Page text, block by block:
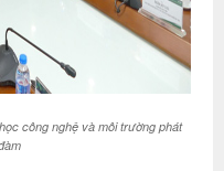
công nghệ và môi trường phát